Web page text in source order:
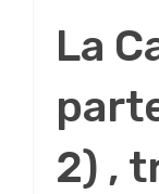
La
2) ,